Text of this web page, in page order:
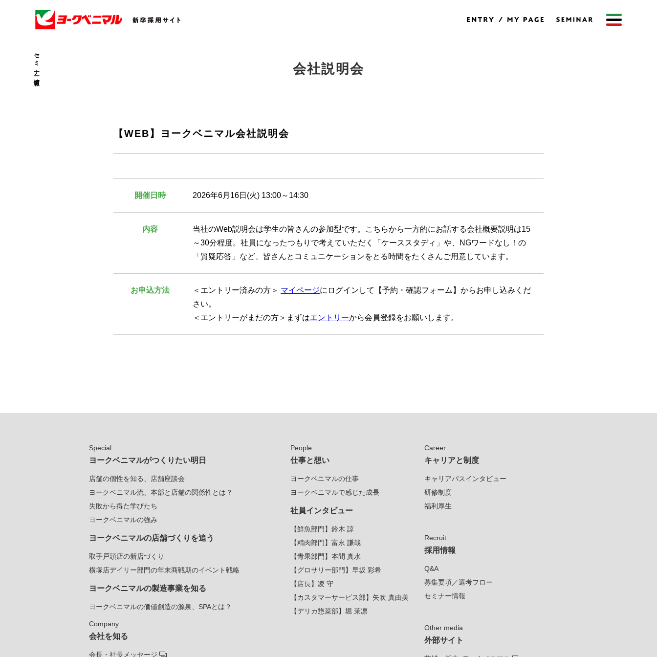
セミナー情報 会社説明会
【WEB】ヨークベニマル会社説明会
開催日時 2026年6月16日(火) 13:00～14:30
内容
当社のWeb説明会は学生の皆さんの参加型です。こちらから一方的にお話する会社概要説明は15
～30分程度。社員になったつもりで考えていただく「ケーススタディ」や、NGワードなし！の
「質疑応答」など、皆さんとコミュニケーションをとる時間をたくさんご用意しています。
お申込方法 ＜エントリー済みの方＞ マイページにログインして【予約・確認フォーム】からお申し込みくだ
さい。
＜エントリーがまだの方＞まずはエントリーから会員登録をお願いします。
Special
ヨークベニマルがつくりたい明日
店舗の個性を知る、店舗座談会
ヨークベニマル流、本部と店舗の関係性とは？
失敗から得た学びたち
ヨークベニマルの強み
ヨークベニマルの店舗づくりを追う
取手戸頭店の新店づくり
横塚店デイリー部門の年末商戦期のイベント戦略
ヨークベニマルの製造事業を知る
ヨークベニマルの価値創造の源泉、SPAとは？
Company
会社を知る
会長・社長メッセージ
People
仕事と想い
ヨークベニマルの仕事
ヨークベニマルで感じた成長
社員インタビュー
【鮮魚部門】鈴木 諒
【精肉部門】富永 謙哉
【青果部門】本間 真水
【グロサリー部門】早坂 彩希
【店長】凌 守
【カスタマーサービス部】矢吹 真由美
【デリカ惣菜部】堀 茉凛
Career
キャリアと制度
キャリアパスインタビュー
研修制度
福利厚生
Recruit
採用情報
Q&A
募集要項／選考フロー
セミナー情報
Other media
外部サイト